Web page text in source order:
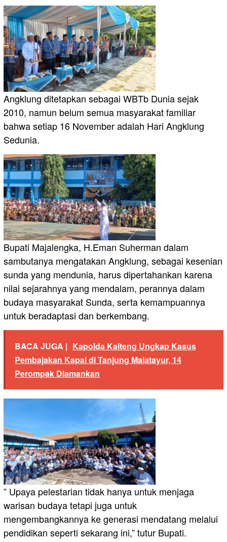
Angklung ditetapkan sebagai WBTb Dunia sejak
2010, namun belum semua masyarakat familiar
bahwa setiap 16 November adalah Hari Angklung
Sedunia.
Bupati Majalengka, H.Eman Suherman dalam
sambutanya mengatakan Angklung, sebagai kesenian
sunda yang mendunia, harus dipertahankan karena
nilai sejarahnya yang mendalam, perannya dalam
budaya masyarakat Sunda, serta kemampuannya
untuk beradaptasi dan berkembang.
BACA JUGA | Kapolda Kalteng Ungkap Kasus
Pembajakan Kapal di Tanjung Malatayur, 14
Perompak Diamankan
” Upaya pelestarian tidak hanya untuk menjaga
warisan budaya tetapi juga untuk
mengembangkannya ke generasi mendatang melalui
pendidikan seperti sekarang ini,” tutur Bupati.